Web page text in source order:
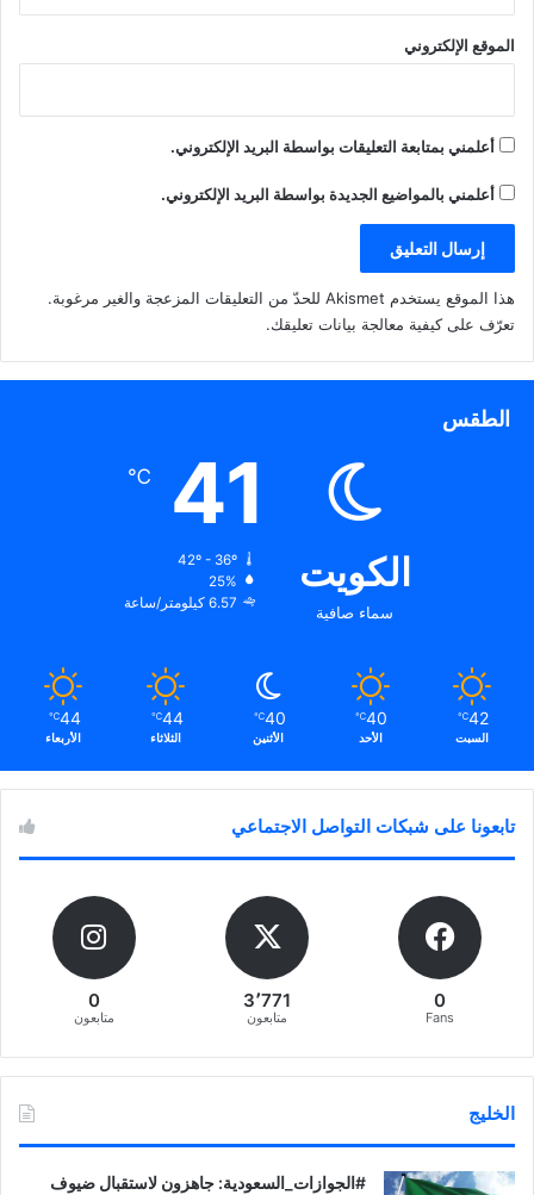
الموقع الإلكتروني
أعلمني بمتابعة التعليقات بواسطة البريد الإلكتروني.
أعلمني بالمواضيع الجديدة بواسطة البريد الإلكتروني.
هذا الموقع يستخدم Akismet للحدّ من التعليقات المزعجة والغير مرغوبة.
تعرّف على كيفية معالجة بيانات تعليقك.
الطقس
الكويت
سماء صافية
41
℃
42º - 36º
25%
6.57 كيلومتر/ساعة
42
℃
السبت
40
℃
الأحد
40
℃
الأثنين
44
℃
الثلاثاء
44
℃
الأربعاء
تابعونا على شبكات التواصل الاجتماعي
0
Fans
3٬771
متابعون
0
متابعون
الخليج
‏‎#الجوازات_السعودية: جاهزون لاستقبال ضيوف